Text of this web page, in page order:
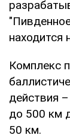
находится
Комплекс
действия
до 500 км
50 км.